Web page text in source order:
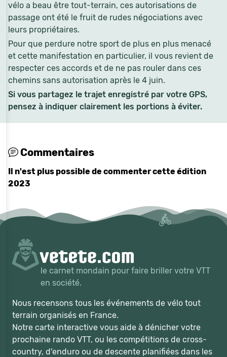
vélo a beau être tout-terrain, ces autorisations de
passage ont été le fruit de rudes négociations avec
leurs propriétaires.
Pour que perdure notre sport de plus en plus menacé
et cette manifestation en particulier, il vous revient de
respecter ces accords et de ne pas rouler dans ces
chemins sans autorisation après le 4 juin.
Si vous partagez le trajet enregistré par votre GPS,
pensez à indiquer clairement les portions à éviter.
Commentaires
Il n'est plus possible de commenter cette édition
2023
le carnet mondain pour faire briller votre VTT
en société.
Nous recensons tous les événements de vélo tout
terrain organisés en France.
Notre carte interactive vous aide à dénicher votre
prochaine rando VTT, ou les compétitions de cross-
country, d'enduro ou de descente planifiées dans les